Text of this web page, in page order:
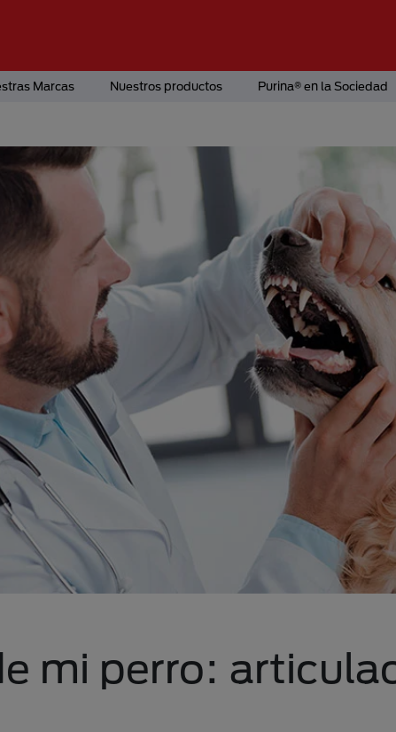
Marcas Nuestros productos Purina® en la Sociedad
mi perro: